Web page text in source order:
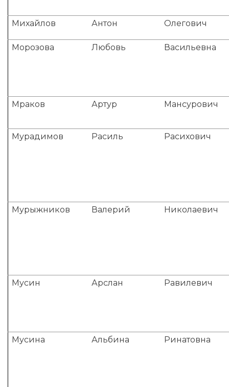
Михайлов Антон Олегович
Морозова Любовь Васильевна
Мраков Артур Мансурович
Мурадимов Расиль Расихович
Мурыжников Валерий Николаевич
Мусин Арслан Равилевич
Мусина Альбина Ринатовна